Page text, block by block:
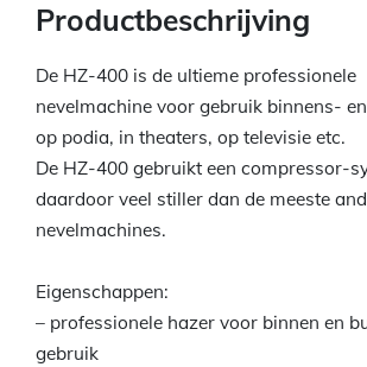
Productbeschrijving
De HZ-400 is de ultieme professionele
nevelmachine voor gebruik binnens-
op podia, in theaters, op televisie etc.
De HZ-400 gebruikt een compressor-
daardoor veel stiller dan de meeste
nevelmachines.
Eigenschappen:
– professionele hazer voor binnen en
gebruik